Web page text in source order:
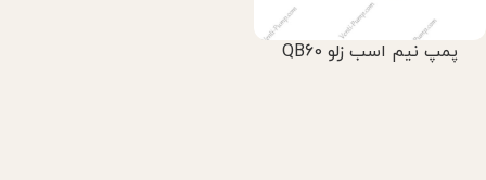
پمپ نیم اسب زلو QB60